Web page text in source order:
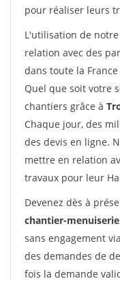
pour réaliser leurs
L'utilisation de
relation avec des
dans toute la
Quel que soit votre
chantiers grâce à
Chaque jour, des
des devis en ligne.
mettre en relation
travaux pour leur
Devenez dès à
chantier-
sans engagement
des demandes de
fois la demande